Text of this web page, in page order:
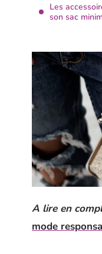
Les
son sac
A lire en
mode